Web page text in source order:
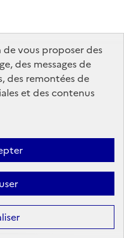
de vous proposer des
des messages de
des remontées de
et des contenus
témoins de connexion
de ce site sont sous